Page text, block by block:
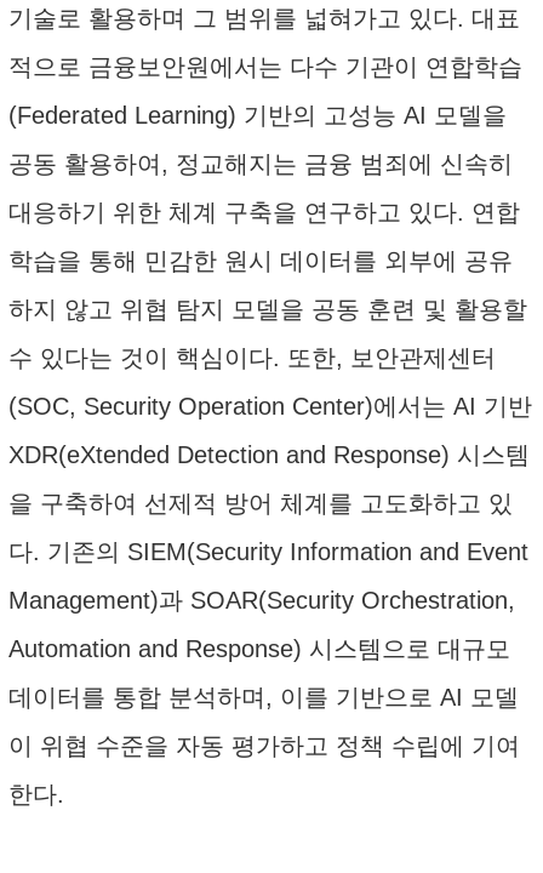
기술로 활용하며 그 범위를 넓혀가고 있다. 대표
적으로 금융보안원에서는 다수 기관이 연합학습
(Federated Learning) 기반의 고성능 AI 모델을
공동 활용하여, 정교해지는 금융 범죄에 신속히
대응하기 위한 체계 구축을 연구하고 있다. 연합
학습을 통해 민감한 원시 데이터를 외부에 공유
하지 않고 위협 탐지 모델을 공동 훈련 및 활용할
수 있다는 것이 핵심이다. 또한, 보안관제센터
(SOC, Security Operation Center)에서는 AI 기반
XDR(eXtended Detection and Response) 시스템
을 구축하여 선제적 방어 체계를 고도화하고 있
다. 기존의 SIEM(Security Information and Event
Management)과 SOAR(Security Orchestration,
Automation and Response) 시스템으로 대규모
데이터를 통합 분석하며, 이를 기반으로 AI 모델
이 위협 수준을 자동 평가하고 정책 수립에 기여
한다.